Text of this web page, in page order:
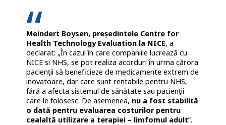
Meindert Boysen, președintele Centre for
Health Technology Evaluation la NICE, a
declarat: „În cazul în care companiile lucrează cu
NICE si NHS, se pot realiza acorduri în urma cărora
pacienții să beneficieze de medicamente extrem de
inovatoare, dar care sunt rentabile pentru NHS,
fără a afecta sistemul de sănătate sau pacienții
care le folosesc. De asemenea, nu a fost stabilită
o dată pentru evaluarea costurilor pentru
cealaltă utilizare a terapiei – limfomul adult”.